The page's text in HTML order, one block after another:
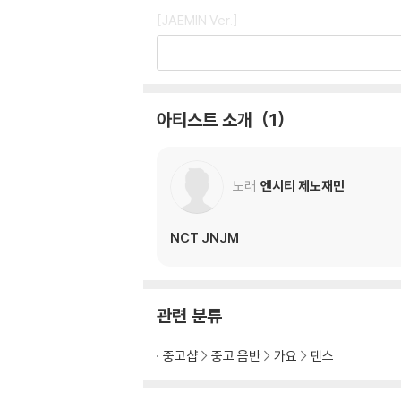
[JAEMIN Ver.]
- 커버 : 1종
- 스티커 : 4종 삽입 (버전 공통)
* 본 음반에 포함된 랜덤 구성품은 동일한 확률
아티스트 소개 1
노래 엔시티 제노재민
NCT JNJM
관련 분류
중고샵 중고 음반 가요 댄스